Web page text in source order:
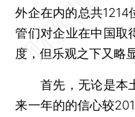
外企在内的总共1214
管们对企业在中国取
度，但乐观之下又略
首先，无论是本土
来一年的的信心较